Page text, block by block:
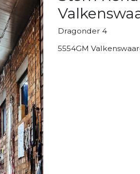
Dragonder 4
5554GM